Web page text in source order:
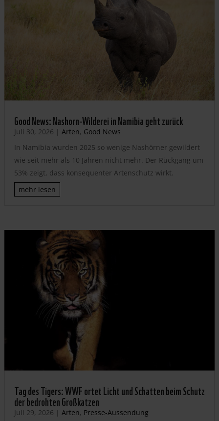
Good News: Nashorn-Wilderei in Namibia geht zurück
Juli 30, 2026 | Arten, Good News
In Namibia wurden 2025 so wenige Nashörner gewildert
wie seit mehr als 10 Jahren nicht mehr. Der Rückgang um
53% zeigt, dass konsequenter Artenschutz wirkt.
mehr lesen
Tag des Tigers: WWF ortet Licht und Schatten beim Schutz
der bedrohten Großkatzen
Juli 29, 2026 | Arten, Presse-Aussendung